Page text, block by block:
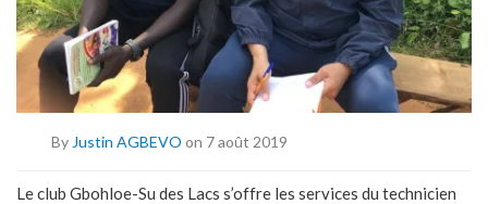
By Justin AGBEVO on 7 août 2019
Le club Gbohloe-Su des Lacs s’offre les services du technicien